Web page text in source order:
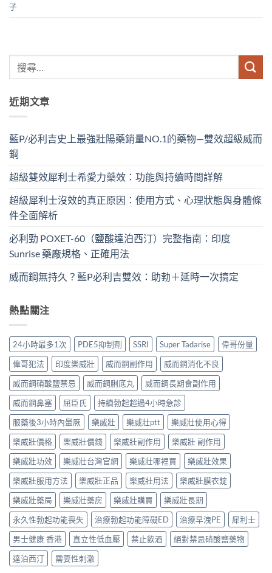
子
近期文章
藍P/必利吉史上最強壯陽藥銷量NO.1的藥物—雙效超級威而
鋼
超級雙效犀利士希愛力藥效：功能與持續時間詳解
超級犀利士沒效的真正原因：使用方式、心理狀態與身體條
件全面解析
必利勁 POXET-60（鹽酸達泊西汀）完整指南：印度
Sunrise 藥廠規格、正確用法
威而鋼無持久？藍P必利吉雙效：助勃＋延時一次搞定
熱點關注
24小時最多1次 PDE5抑制劑 SSRI Super Tadarise
偉哥份量
偉哥犯法
印度樂威壯 威而鋼副作用
威而鋼消化不良
威而鋼硝酸鹽禁忌
威而鋼脷底丸
威而鋼長期食副作用
威而鋼鼻塞
屈臣氏
持續勃起超過4小時急診
服藥後3小時內暈厥
樂威壯 樂威壯ptt
樂威壯使用心得
樂威壯價格
樂威壯價錢 樂威壯副作用
樂威壯 副作用
樂威壯功效
樂威壯台灣官網 樂威壯哪裡買
樂威壯效果
樂威壯服用方法
樂威壯正品 樂威壯用法
樂威壯膜衣錠
樂威壯藥局
樂威壯藥房 樂威壯購買
樂威壯長期
永久性勃起功能喪失
治療勃起功能障礙ED 治療早洩PE
犀利士
男士健康 香港
直立性低血壓 禁止飲酒
絕對禁忌硝酸鹽藥物
達泊西汀
需要性刺激